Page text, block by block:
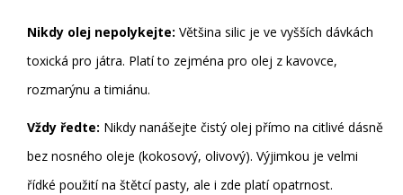
Nikdy olej nepolykejte: Většina silic je ve vyšších dávkách
toxická pro játra. Platí to zejména pro olej z kavovce,
rozmarýnu a timiánu.
Vždy ředte: Nikdy nanášejte čistý olej přímo na citlivé dásně
bez nosného oleje (kokosový, olivový). Výjimkou je velmi
řídké použití na štětcí pasty, ale i zde platí opatrnost.